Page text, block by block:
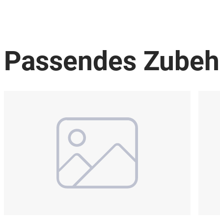
Passendes